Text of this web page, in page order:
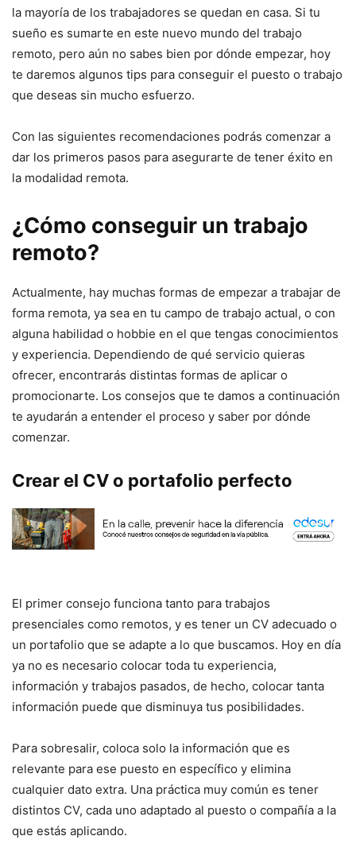
la mayoría de los trabajadores se quedan en casa. Si tu
sueño es sumarte en este nuevo mundo del trabajo
remoto, pero aún no sabes bien por dónde empezar, hoy
te daremos algunos tips para conseguir el puesto o trabajo
que deseas sin mucho esfuerzo.
Con las siguientes recomendaciones podrás comenzar a
dar los primeros pasos para asegurarte de tener éxito en
la modalidad remota.
¿Cómo conseguir un trabajo
remoto?
Actualmente, hay muchas formas de empezar a trabajar de
forma remota, ya sea en tu campo de trabajo actual, o con
alguna habilidad o hobbie en el que tengas conocimientos
y experiencia. Dependiendo de qué servicio quieras
ofrecer, encontrarás distintas formas de aplicar o
promocionarte. Los consejos que te damos a continuación
te ayudarán a entender el proceso y saber por dónde
comenzar.
Crear el CV o portafolio perfecto
El primer consejo funciona tanto para trabajos
presenciales como remotos, y es tener un CV adecuado o
un portafolio que se adapte a lo que buscamos. Hoy en día
ya no es necesario colocar toda tu experiencia,
información y trabajos pasados, de hecho, colocar tanta
información puede que disminuya tus posibilidades.
Para sobresalir, coloca solo la información que es
relevante para ese puesto en específico y elimina
cualquier dato extra. Una práctica muy común es tener
distintos CV, cada uno adaptado al puesto o compañía a la
que estás aplicando.